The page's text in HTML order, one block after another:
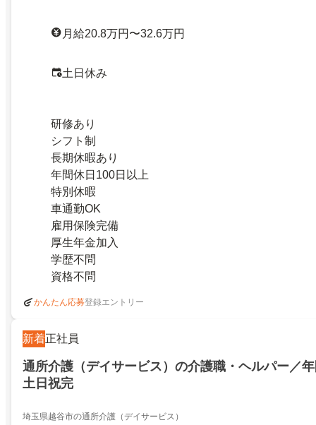
月給20.8万円〜32.6万円
土日休み
研修あり
シフト制
長期休暇あり
年間休日100日以上
特別休暇
車通勤OK
雇用保険完備
厚生年金加入
学歴不問
資格不問
かんたん応募登録エントリー
新着正社員
通所介護（デイサービス）の介護職・ヘルパー／
土日祝完
埼玉県越谷市の通所介護（デイサービス）